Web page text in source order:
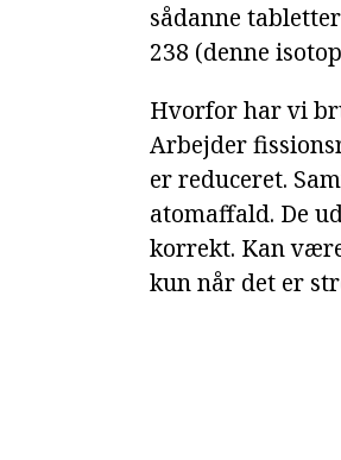
sådanne
238 (denne
Hvorfor har vi
Arbejder
er reduceret.
atomaffald. De
korrekt. Kan
kun når det er